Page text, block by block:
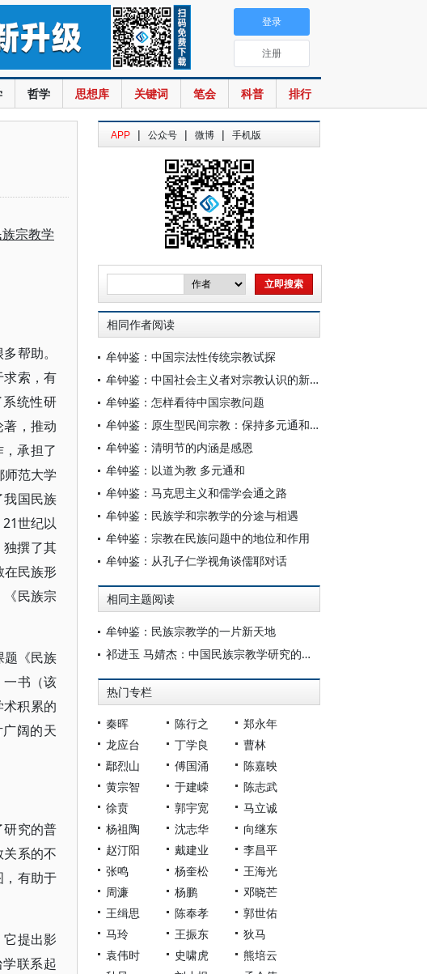
哲学 思想库 关键词 笔会 科普 排行
登录
注册
宗教学
帮助。
求索，有
统性研
，推动
承担了
范大学
我国民族
世纪以
撰了其
在民族形
《民族宗
题《民族
一书（该
积累的
阔的天
研究的普
系的不
，有助于
它提出影
联系起
APP | 公众号 | 微博 | 手机版
相同作者阅读
牟钟鉴：中国宗法性传统宗教试探
牟钟鉴：中国社会主义者对宗教认识的新高度
牟钟鉴：怎样看待中国宗教问题
牟钟鉴：原生型民间宗教：保持多元通和的宗教文化生态的重要基础
牟钟鉴：清明节的内涵是感恩
牟钟鉴：以道为教 多元通和
牟钟鉴：马克思主义和儒学会通之路
牟钟鉴：民族学和宗教学的分途与相遇
牟钟鉴：宗教在民族问题中的地位和作用
牟钟鉴：从孔子仁学视角谈儒耶对话
相同主题阅读
牟钟鉴：民族宗教学的一片新天地
祁进玉 马婧杰：中国民族宗教学研究的回顾与前瞻
热门专栏
秦晖 陈行之
郑永年
龙应台
丁学良
曹林
鄢烈山
傅国涌
陈嘉映
黄宗智
于建嵘
陈志武
徐贲
郭宇宽
马立诚
杨祖陶
沈志华
向继东
赵汀阳
戴建业
李昌平
张鸣
杨奎松
王海光
周濂
杨鹏
邓晓芒
王缉思
陈奉孝
郭世佑
马玲
王振东
狄马
袁伟时
史啸虎
熊培云